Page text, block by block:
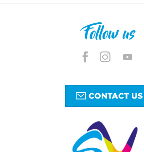
Follow us
CONTACT US